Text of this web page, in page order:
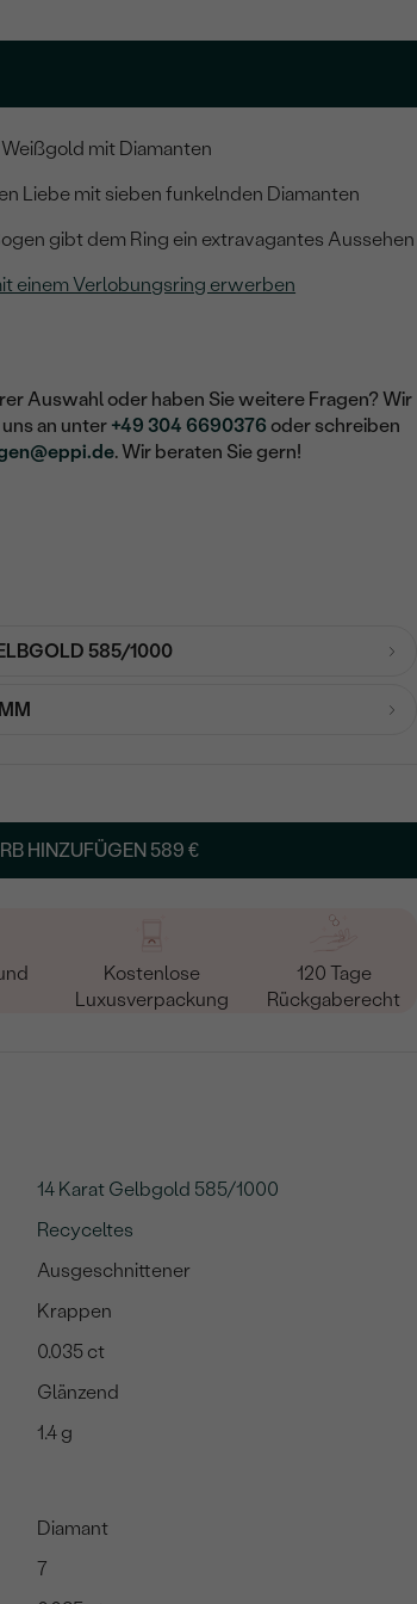
mit Diamanten
Liebe mit sieben funkelnden Diamanten
gibt dem Ring ein extravagantes Aussehen
einem Verlobungsring erwerben
Auswahl oder haben Sie weitere Fragen? Wir
an unter +49 304 6690376 oder schreiben
. Wir beraten Sie gern!
585/1000
HINZUFÜGEN 589 €
Kostenlose
Luxusverpackung
120 Tage
Rückgaberecht
14 Karat Gelbgold 585/1000
Recyceltes
Ausgeschnittener
Krappen
0.035 ct
Glänzend
1.4 g
Diamant
7